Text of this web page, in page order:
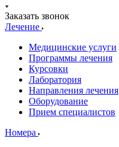
Заказать звонок
Лечение
Медицинские услуги
Программы лечения
Курсовки
Лаборатория
Направления лечения
Оборудование
Прием специалистов
Номера